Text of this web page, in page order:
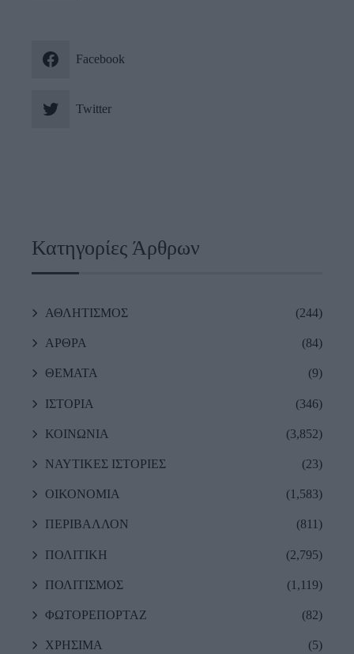
Facebook
Twitter
Κατηγορίες Άρθρων
ΑΘΛΗΤΙΣΜΟΣ (244)
ΑΡΘΡΑ (84)
ΘΕΜΑΤΑ (9)
ΙΣΤΟΡΙΑ (346)
ΚΟΙΝΩΝΙΑ (3,852)
ΝΑΥΤΙΚΕΣ ΙΣΤΟΡΙΕΣ (23)
ΟΙΚΟΝΟΜΙΑ (1,583)
ΠΕΡΙΒΑΛΛΟΝ (811)
ΠΟΛΙΤΙΚΗ (2,795)
ΠΟΛΙΤΙΣΜΟΣ (1,119)
ΦΩΤΟΡΕΠΟΡΤΑΖ (82)
ΧΡΗΣΙΜΑ (5)